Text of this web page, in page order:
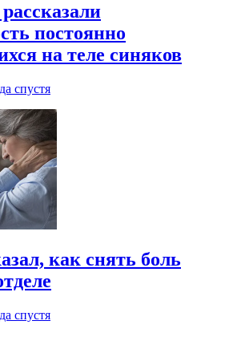
постоянно
на теле синяков
спустя
как снять боль
спустя